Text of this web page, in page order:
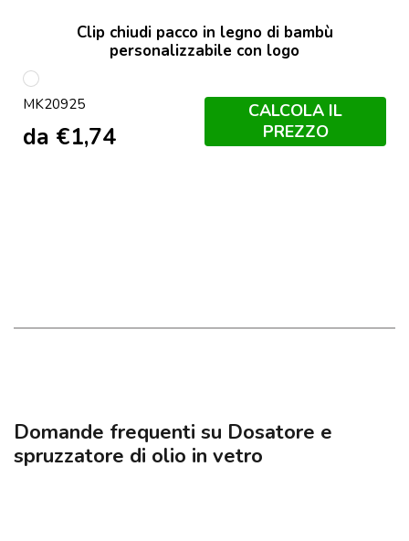
Clip chiudi pacco in legno di bambù
personalizzabile con logo
S/C
MK20925
da €1,74
CALCOLA IL
PREZZO
Domande frequenti su Dosatore e
spruzzatore di olio in vetro